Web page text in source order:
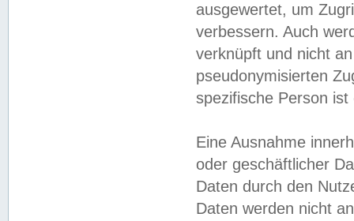
ausgewertet, um
verbessern. Auch
verknüpft und nicht
pseudonymisierten
spezifische Person
Eine Ausnahme
oder geschäftlicher
Daten durch den
Daten werden nicht